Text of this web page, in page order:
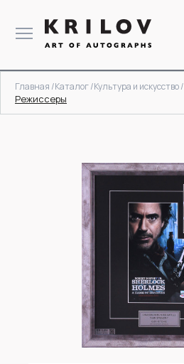
Главная /Каталог /Культура и искусство /
Режиссеры